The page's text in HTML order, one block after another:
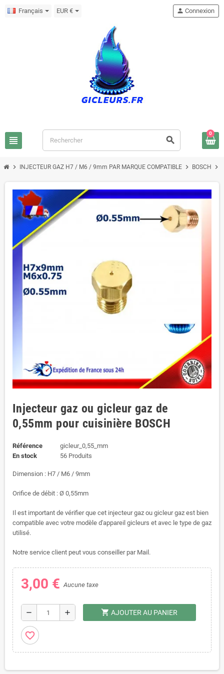
Français EUR €
view_headline search
person Connexion
0
chevron_right INJECTEUR GAZ H7 / M6 / 9mm PAR MARQUE COMPATIBLE chevron_right BOSCH chevron_right
Injecteur gaz ou gicleur gaz de
0,55mm pour cuisinière BOSCH
Référence
gicleur_0,55_mm
En stock
56 Produits
Dimension : H7 / M6 / 9mm
Orifice de débit : Ø 0,55mm
Il est important de vérifier que cet injecteur gaz ou gicleur gaz est bien
compatible avec votre modèle d'appareil gicleurs et avec le type de gaz
utilisé.
Notre service client peut vous conseiller par Mail.
3,00 €Aucune taxe
remove add shopping_cart AJOUTER AU PANIER
favorite_border